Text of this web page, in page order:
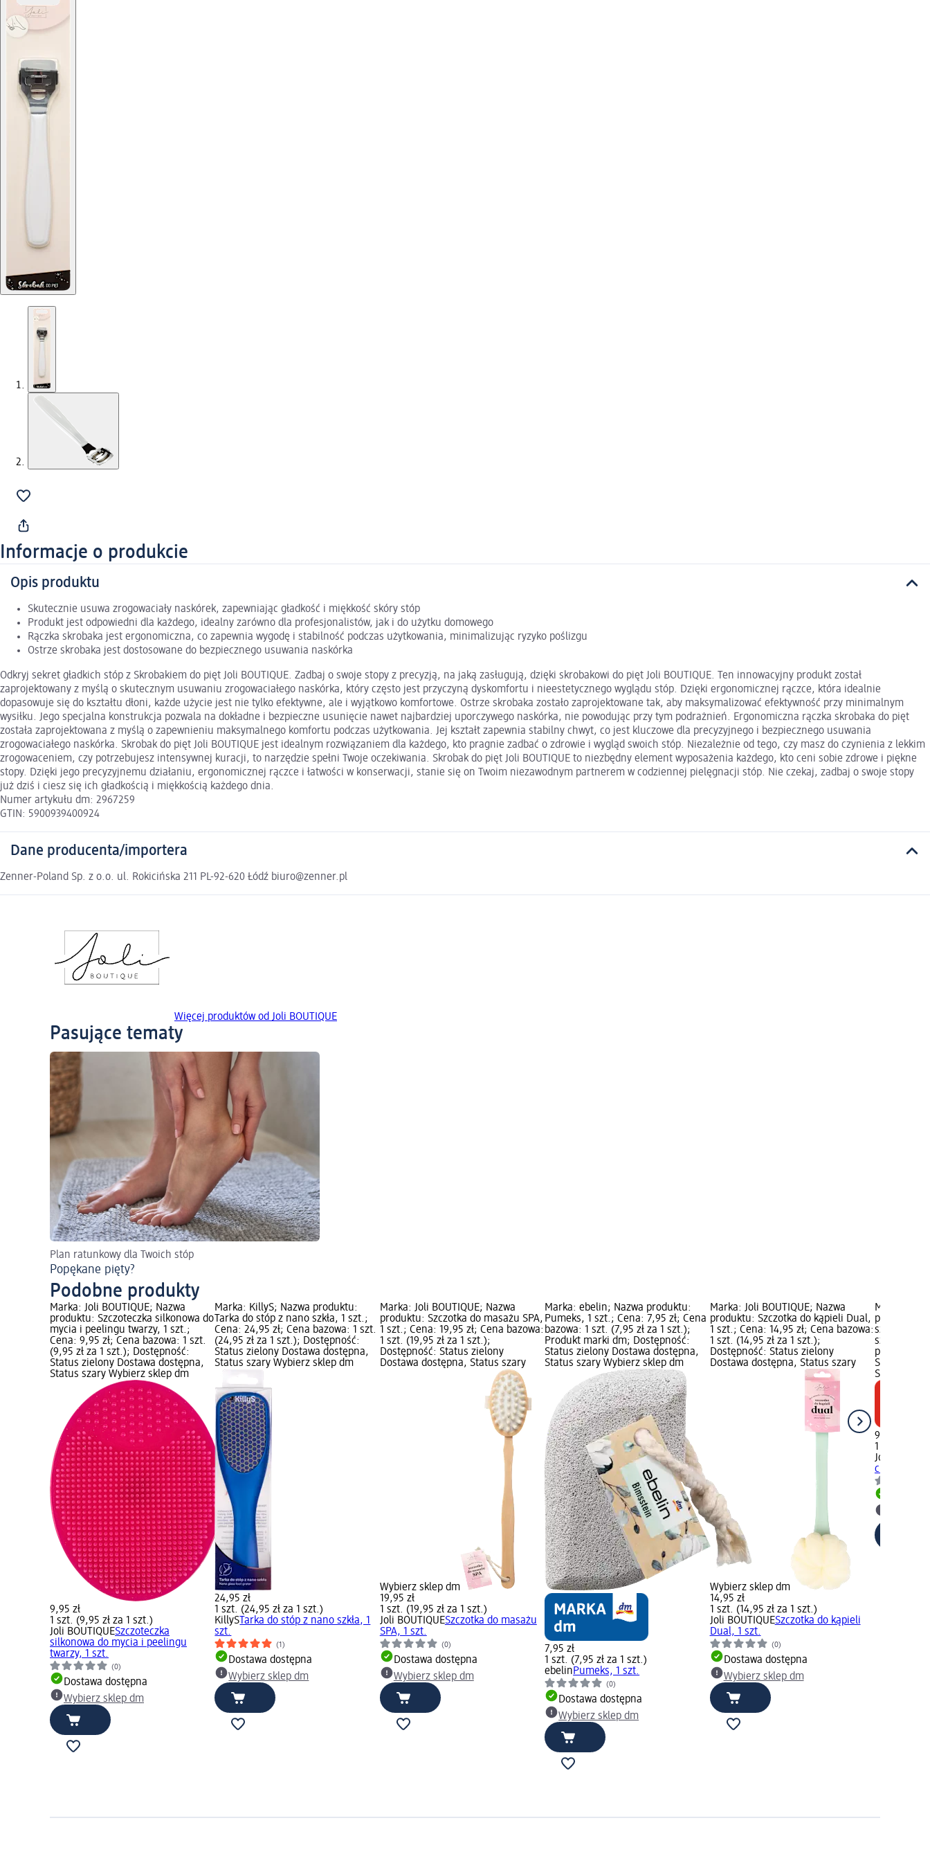
Informacje o produkcie
Opis produktu
Skutecznie usuwa zrogowaciały naskórek, zapewniając gładkość i miękkość skóry stóp
Produkt jest odpowiedni dla każdego, idealny zarówno dla profesjonalistów, jak i do użytku domowego
Rączka skrobaka jest ergonomiczna, co zapewnia wygodę i stabilność podczas użytkowania, minimalizując ryzyko poślizgu
Ostrze skrobaka jest dostosowane do bezpiecznego usuwania naskórka
Odkryj sekret gładkich stóp z Skrobakiem do pięt Joli BOUTIQUE. Zadbaj o swoje stopy z precyzją, na jaką zasługują, dzięki skrobakowi do pięt Joli BOUTIQUE. Ten innowacyjny produkt został
zaprojektowany z myślą o skutecznym usuwaniu zrogowaciałego naskórka, który często jest przyczyną dyskomfortu i nieestetycznego wyglądu stóp. Dzięki ergonomicznej rączce, która idealnie
dopasowuje się do kształtu dłoni, każde użycie jest nie tylko efektywne, ale i wyjątkowo komfortowe. Ostrze skrobaka zostało zaprojektowane tak, aby maksymalizować efektywność przy minimalnym
wysiłku. Jego specjalna konstrukcja pozwala na dokładne i bezpieczne usunięcie nawet najbardziej uporczywego naskórka, nie powodując przy tym podrażnień. Ergonomiczna rączka skrobaka do pięt
została zaprojektowana z myślą o zapewnieniu maksymalnego komfortu podczas użytkowania. Jej kształt zapewnia stabilny chwyt, co jest kluczowe dla precyzyjnego i bezpiecznego usuwania
zrogowaciałego naskórka. Skrobak do pięt Joli BOUTIQUE jest idealnym rozwiązaniem dla każdego, kto pragnie zadbać o zdrowie i wygląd swoich stóp. Niezależnie od tego, czy masz do czynienia z lekkim
zrogowaceniem, czy potrzebujesz intensywnej kuracji, to narzędzie spełni Twoje oczekiwania. Skrobak do pięt Joli BOUTIQUE to niezbędny element wyposażenia każdego, kto ceni sobie zdrowe i piękne
stopy. Dzięki jego precyzyjnemu działaniu, ergonomicznej rączce i łatwości w konserwacji, stanie się on Twoim niezawodnym partnerem w codziennej pielęgnacji stóp. Nie czekaj, zadbaj o swoje stopy
już dziś i ciesz się ich gładkością i miękkością każdego dnia.
Numer artykułu dm: 2967259
GTIN: 5900939400924
Dane producenta/importera
Zenner-Poland Sp. z o.o. ul. Rokicińska 211 PL-92-620 Łódź biuro@zenner.pl
Więcej produktów od Joli BOUTIQUE
Pasujące tematy
Plan ratunkowy dla Twoich stóp
Popękane pięty?
Podobne produkty
Marka: Joli BOUTIQUE; Nazwa
produktu: Szczoteczka silkonowa do
mycia i peelingu twarzy, 1 szt.;
Cena: 9,95 zł; Cena bazowa: 1 szt.
(9,95 zł za 1 szt.); Dostępność:
Status zielony Dostawa dostępna,
Status szary Wybierz sklep dm
9,95 zł
1 szt. (9,95 zł za 1 szt.)
Joli BOUTIQUESzczoteczka
silkonowa do mycia i peelingu
twarzy, 1 szt.
(0)
Dostawa dostępna
Wybierz sklep dm
Marka: KillyS; Nazwa produktu:
Tarka do stóp z nano szkła, 1 szt.;
Cena: 24,95 zł; Cena bazowa: 1 szt.
(24,95 zł za 1 szt.); Dostępność:
Status zielony Dostawa dostępna,
Status szary Wybierz sklep dm
24,95 zł
1 szt. (24,95 zł za 1 szt.)
KillyS Tarka do stóp z nano szkła, 1
szt.
(1)
Dostawa dostępna
Wybierz sklep dm
Marka: Joli BOUTIQUE; Nazwa
produktu: Szczotka do masażu SPA,
1 szt.; Cena: 19,95 zł; Cena bazowa:
1 szt. (19,95 zł za 1 szt.);
Dostępność: Status zielony
Dostawa dostępna, Status szary
Wybierz sklep dm
19,95 zł
1 szt. (19,95 zł za 1 szt.)
Joli BOUTIQUESzczotka do masażu
SPA, 1 szt.
(0)
Dostawa dostępna
Wybierz sklep dm
Marka: ebelin; Nazwa produktu:
Pumeks, 1 szt.; Cena: 7,95 zł; Cena
bazowa: 1 szt. (7,95 zł za 1 szt.);
Produkt marki dm; Dostępność:
Status zielony Dostawa dostępna,
Status szary Wybierz sklep dm
7,95 zł
1 szt. (7,95 zł za 1 szt.)
ebelinPumeks, 1 szt.
(0)
Dostawa dostępna
Wybierz sklep dm
Marka: Joli BOUTIQUE; Nazwa
produktu: Szczotka do kąpieli Dual,
1 szt.; Cena: 14,95 zł; Cena bazowa:
1 szt. (14,95 zł za 1 szt.);
Dostępność: Status zielony
Dostawa dostępna, Status szary
Wybierz sklep dm
14,95 zł
1 szt. (14,95 zł za 1 szt.)
Joli BOUTIQUESzczotka do kąpieli
Dual, 1 szt.
(0)
Dostawa dostępna
Wybierz sklep dm
Marka: Joli
produktu:
szt.; Cena:
szt. (9,95
produkty w
Status
Status
9,95 zł
1 szt. (9,95
Joli
ciała, 1 szt.